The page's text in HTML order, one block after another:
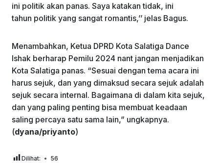
ini politik akan panas. Saya katakan tidak, ini
tahun politik yang sangat romantis,’’ jelas Bagus.
Menambahkan, Ketua DPRD Kota Salatiga Dance
Ishak berharap Pemilu 2024 nant jangan menjadikan
Kota Salatiga panas. “Sesuai dengan tema acara ini
harus sejuk, dan yang dimaksud secara sejuk adalah
sejuk secara internal. Bagaimana di dalam kita sejuk,
dan yang paling penting bisa membuat keadaan
saling percaya satu sama lain,” ungkapnya.
(dyana/priyanto)
Dilihat: 56